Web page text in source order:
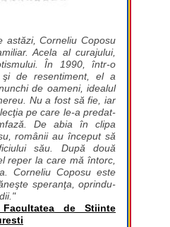
astăzi, Corneliu Coposu
Acela al curajului,
În 1990, într-o
de resentiment, el a
de oameni, idealul
Nu a fost să fie, iar
pe care le-a predat-
De abia în clipa
românii au început să
său. După două
reper la care mă întorc,
Corneliu Coposu este
speranţa, oprindu-
de Stiinte